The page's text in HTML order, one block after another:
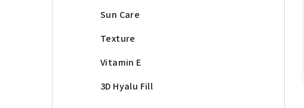
Sun Care
Texture
Vitamin E
3D Hyalu Fill